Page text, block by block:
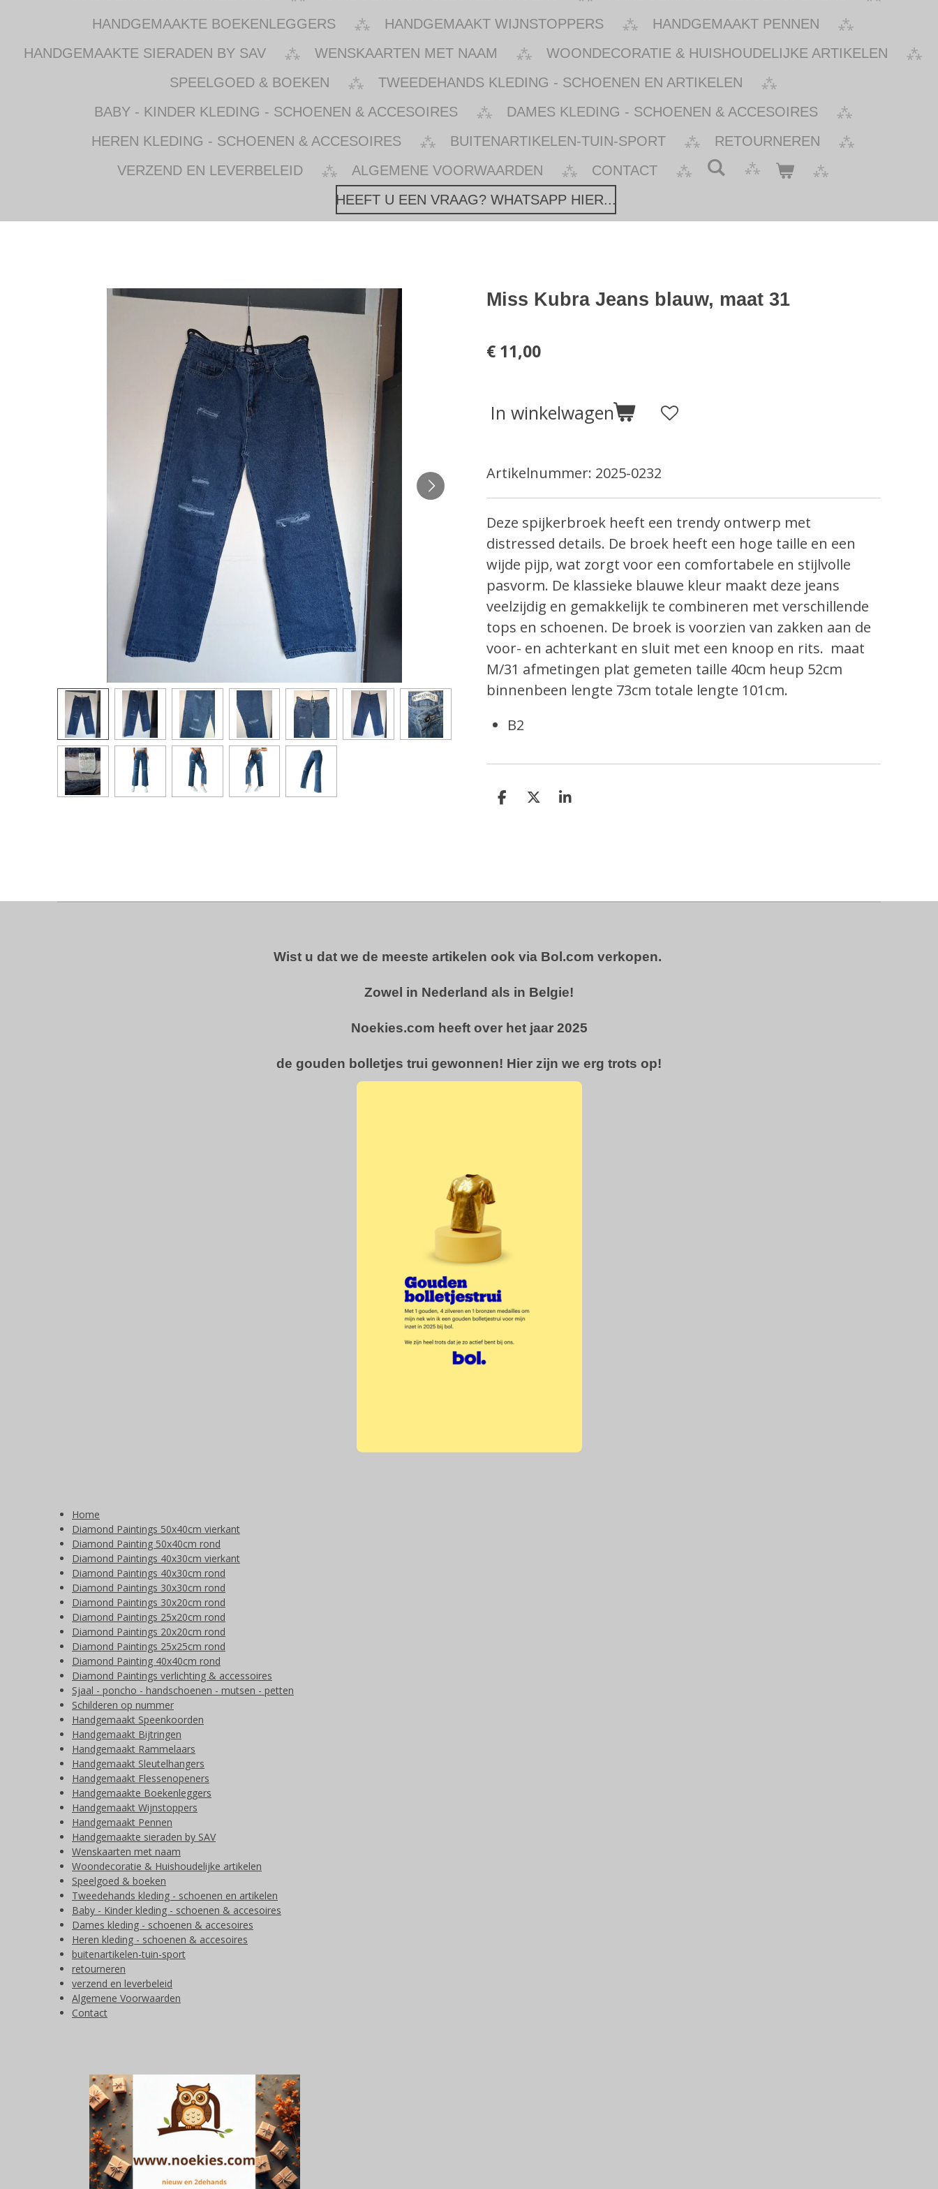
HANDGEMAAKTE BOEKENLEGGERS
HANDGEMAAKT WIJNSTOPPERS
HANDGEMAAKT PENNEN
HANDGEMAAKTE SIERADEN BY SAV
WENSKAARTEN MET NAAM
WOONDECORATIE & HUISHOUDELIJKE ARTIKELEN
SPEELGOED & BOEKEN
TWEEDEHANDS KLEDING - SCHOENEN EN ARTIKELEN
BABY - KINDER KLEDING - SCHOENEN & ACCESOIRES
DAMES KLEDING - SCHOENEN & ACCESOIRES
HEREN KLEDING - SCHOENEN & ACCESOIRES
BUITENARTIKELEN-TUIN-SPORT
RETOURNEREN
VERZEND EN LEVERBELEID
ALGEMENE VOORWAARDEN
CONTACT
HEEFT U EEN VRAAG? WHATSAPP HIER...
Miss Kubra Jeans blauw, maat 31
€ 11,00
In winkelwagen
Artikelnummer: 2025-0232
Deze spijkerbroek heeft een trendy ontwerp met
distressed details. De broek heeft een hoge taille en een
wijde pijp, wat zorgt voor een comfortabele en stijlvolle
pasvorm. De klassieke blauwe kleur maakt deze jeans
veelzijdig en gemakkelijk te combineren met verschillende
tops en schoenen. De broek is voorzien van zakken aan de
voor- en achterkant en sluit met een knoop en rits. maat
M/31 afmetingen plat gemeten taille 40cm heup 52cm
binnenbeen lengte 73cm totale lengte 101cm.
B2
D
D
S
Wist u dat we de meeste artikelen ook via Bol.com verkopen.
Zowel in Nederland als in Belgie!
Noekies.com heeft over het jaar 2025
de gouden bolletjes trui gewonnen! Hier zijn we erg trots op!
Home
Diamond Paintings 50x40cm vierkant
Diamond Painting 50x40cm rond
Diamond Paintings 40x30cm vierkant
Diamond Paintings 40x30cm rond
Diamond Paintings 30x30cm rond
Diamond Paintings 30x20cm rond
Diamond Paintings 25x20cm rond
Diamond Paintings 20x20cm rond
Diamond Paintings 25x25cm rond
Diamond Painting 40x40cm rond
Diamond Paintings verlichting & accessoires
Sjaal - poncho - handschoenen - mutsen - petten
Schilderen op nummer
Handgemaakt Speenkoorden
Handgemaakt Bijtringen
Handgemaakt Rammelaars
Handgemaakt Sleutelhangers
Handgemaakt Flessenopeners
Handgemaakte Boekenleggers
Handgemaakt Wijnstoppers
Handgemaakt Pennen
Handgemaakte sieraden by SAV
Wenskaarten met naam
Woondecoratie & Huishoudelijke artikelen
Speelgoed & boeken
Tweedehands kleding - schoenen en artikelen
Baby - Kinder kleding - schoenen & accesoires
Dames kleding - schoenen & accesoires
Heren kleding - schoenen & accesoires
buitenartikelen-tuin-sport
retourneren
verzend en leverbeleid
Algemene Voorwaarden
Contact